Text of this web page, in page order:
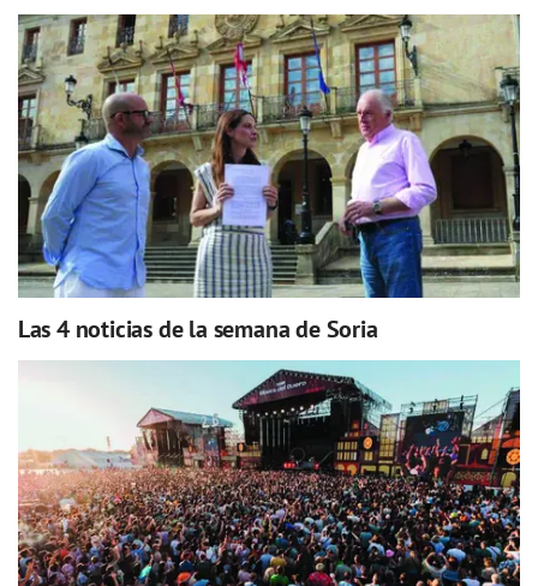
Las 4 noticias de la semana de Soria